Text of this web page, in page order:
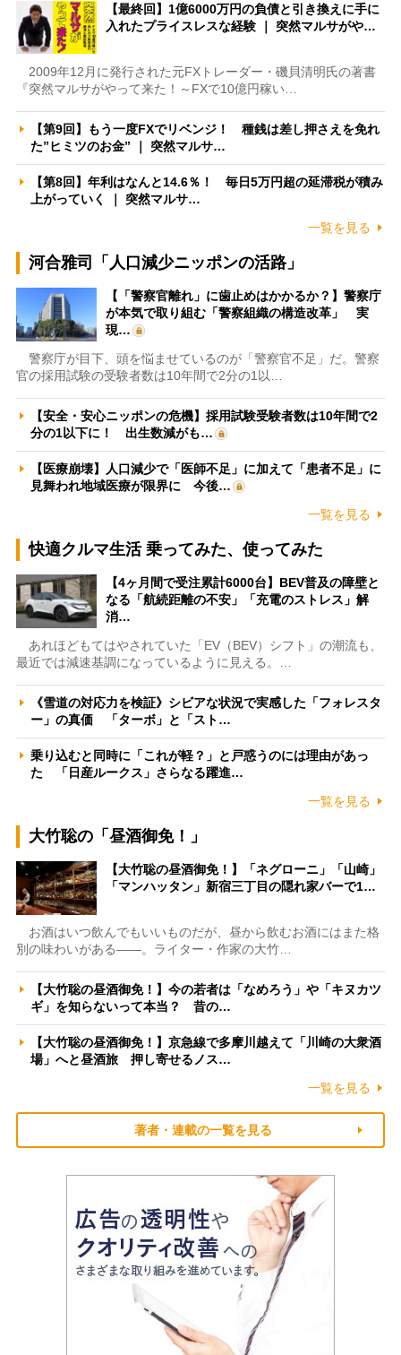
【最終回】1億6000万円の負債と引き換えに手に
入れたプライスレスな経験 ｜ 突然マルサがや…
2009年12月に発行された元FXトレーダー・磯貝清明氏の著書
『突然マルサがやって来た！～FXで10億円稼い…
【第9回】もう一度FXでリベンジ！ 種銭は差し押さえを免れ
た”ヒミツのお金” ｜ 突然マルサ…
【第8回】年利はなんと14.6％！ 毎日5万円超の延滞税が積み
上がっていく ｜ 突然マルサ…
一覧を見る
河合雅司「人口減少ニッポンの活路」
【「警察官離れ」に歯止めはかかるか？】警察庁
が本気で取り組む「警察組織の構造改革」 実
現…
警察庁が目下、頭を悩ませているのが「警察官不足」だ。警察
官の採用試験の受験者数は10年間で2分の1以…
【安全・安心ニッポンの危機】採用試験受験者数は10年間で2
分の1以下に！ 出生数減がも…
【医療崩壊】人口減少で「医師不足」に加えて「患者不足」に
見舞われ地域医療が限界に 今後…
一覧を見る
快適クルマ生活 乗ってみた、使ってみた
【4ヶ月間で受注累計6000台】BEV普及の障壁と
なる「航続距離の不安」「充電のストレス」解
消…
あれほどもてはやされていた「EV（BEV）シフト」の潮流も、
最近では減速基調になっているように見える。…
《雪道の対応力を検証》シビアな状況で実感した「フォレスタ
ー」の真価 「ターボ」と「スト…
乗り込むと同時に「これが軽？」と戸惑うのには理由があっ
た 「日産ルークス」さらなる躍進…
一覧を見る
大竹聡の「昼酒御免！」
【大竹聡の昼酒御免！】「ネグローニ」「山崎」
「マンハッタン」新宿三丁目の隠れ家バーで1…
お酒はいつ飲んでもいいものだが、昼から飲むお酒にはまた格
別の味わいがある――。ライター・作家の大竹…
【大竹聡の昼酒御免！】今の若者は「なめろう」や「キヌカツ
ギ」を知らないって本当？ 昔の…
【大竹聡の昼酒御免！】京急線で多摩川越えて「川崎の大衆酒
場」へと昼酒旅 押し寄せるノス…
一覧を見る
著者・連載の一覧を見る